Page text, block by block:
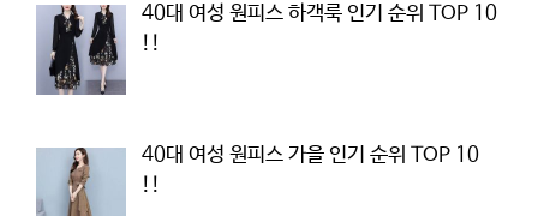
40대 여성 원피스 하객룩 인기 순위 TOP 10
!!
40대 여성 원피스 가을 인기 순위 TOP 10
!!